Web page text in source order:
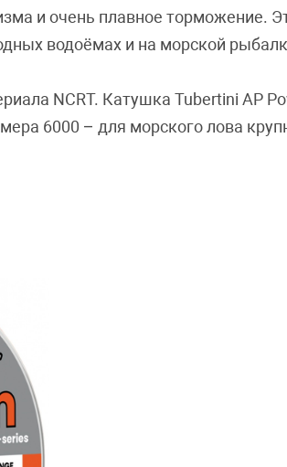
и очень плавное торможение.
водоёмах и на морской
NCRT. Катушка Tubertini AP
6000 – для морского лова